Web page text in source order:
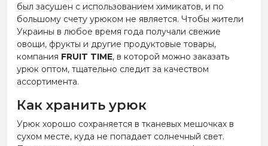
был засушен с использованием химикатов, и по
большому счету урюком не является. Чтобы жители
Украины в любое время года получали свежие
овощи, фрукты и другие продуктовые товары,
компания FRUIT TIME, в которой можно заказать
урюк оптом, тщательно следит за качеством
ассортимента.
Как хранить урюк
Урюк хорошо сохраняется в тканевых мешочках в
сухом месте, куда не попадает солнечный свет.